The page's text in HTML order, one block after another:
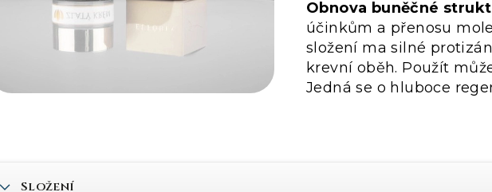
Obnova buněčné
účinkům a přenosu
složení ma silné
krevní oběh. Použít
Jedná se o hluboce
Složení